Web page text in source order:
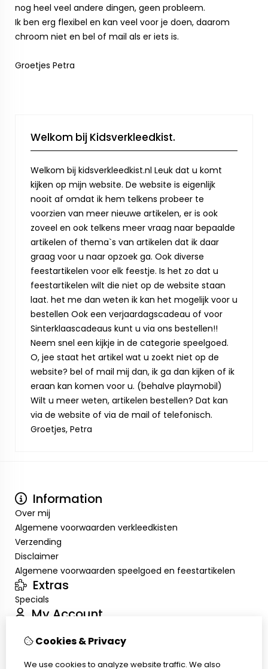
nog heel veel andere dingen, geen probleem.
Ik ben erg flexibel en kan veel voor je doen, daarom
chroom niet en bel of mail als er iets is.
Groetjes Petra
Welkom bij Kidsverkleedkist.
Welkom bij kidsverkleedkist.nl Leuk dat u komt
kijken op mijn website. De website is eigenlijk
nooit af omdat ik hem telkens probeer te
voorzien van meer nieuwe artikelen, er is ook
zoveel en ook telkens meer vraag naar bepaalde
artikelen of thema`s van artikelen dat ik daar
graag voor u naar opzoek ga. Ook diverse
feestartikelen voor elk feestje. Is het zo dat u
feestartikelen wilt die niet op de website staan
laat. het me dan weten ik kan het mogelijk voor u
bestellen Ook een verjaardagscadeau of voor
Sinterklaascadeaus kunt u via ons bestellen!!
Neem snel een kijkje in de categorie speelgoed.
O, jee staat het artikel wat u zoekt niet op de
website? bel of mail mij dan, ik ga dan kijken of ik
eraan kan komen voor u. (behalve playmobil)
Wilt u meer weten, artikelen bestellen? Dat kan
via de website of via de mail of telefonisch.
Groetjes, Petra
Information
Over mij
Algemene voorwaarden verkleedkisten
Verzending
Disclaimer
Algemene voorwaarden speelgoed en feestartikelen
Extras
Specials
My Account
Order History
Cookies & Privacy
We use cookies to analyze website traffic. We also